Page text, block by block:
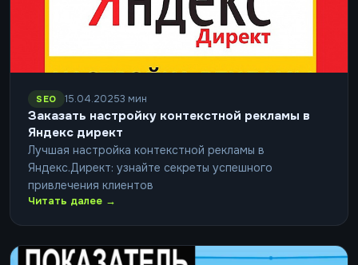
SEO 15.04.20253 мин
Заказать настройку контекстной рекламы в
Яндекс директ
Лучшая настройка контекстной рекламы в
Яндекс.Директ: узнайте секреты успешного
привлечения клиентов
Читать далее →